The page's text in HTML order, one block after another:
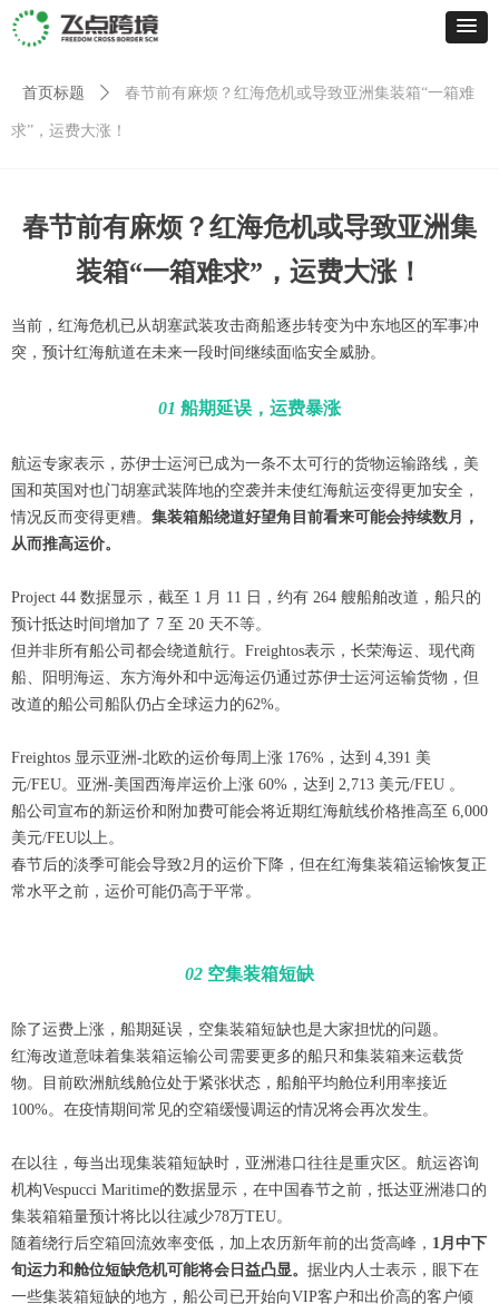
首页标题 ꄲ 春节前有麻烦？红海危机或导致亚洲集装箱“一箱难
求”，运费大涨！
春节前有麻烦？红海危机或导致亚洲集
装箱“一箱难求”，运费大涨！
当前，红海危机已从胡塞武装攻击商船逐步转变为中东地区的军事冲
突，预计红海航道在未来一段时间继续面临安全威胁。
01 船期延误， 运费暴涨
航运专家表示，苏伊士运河已成为一条不太可行的货物运输路线，美
国和英国对也门胡塞武装阵地的空袭并未使红海航运变得更加安全，
情况反而变得更糟。 集装箱船绕道好望角目前看来可能会持续数月，
从而推高运价。
Project 44 数据显示，截至 1 月 11 日，约有 264 艘船舶改道，船只的
预计抵达时间增加了 7 至 20 天不等。
但并非所有船公司都会绕道航行。Freightos表示，长荣海运、现代商
船、阳明海运、东方海外和中远海运仍通过苏伊士运河运输货物，但
改道的船公司船队仍占全球运力的62%。
Freightos 显示亚洲-北欧的运价每周上涨 176%，达到 4,391 美
元/FEU。亚洲-美国西海岸运价上涨 60%，达到 2,713 美元/FEU 。
船公司宣布的新运价和附加费可能会将近期红海航线价格推高至 6,000
美元/FEU以上。
春节后的淡季可能会导致2月的运价下降，但在红海集装箱运输恢复正
常水平之前，运价可能仍高于平常。
02 空集装箱短缺
除了运费上涨，船期延误，空集装箱短缺也是大家担忧的问题。
红海改道意味着集装箱运输公司需要更多的船只和集装箱来运载货
物。目前欧洲航线舱位处于紧张状态，船舶平均舱位利用率接近
100%。在疫情期间常见的空箱缓慢调运的情况将会再次发生。
在以往，每当出现集装箱短缺时，亚洲港口往往是重灾区。航运咨询
机构Vespucci Maritime的数据显示，在中国春节之前，抵达亚洲港口的
集装箱箱量预计将比以往减少78万TEU。
随着绕行后空箱回流效率变低，加上农历新年前的出货高峰， 1月中下
旬运力和舱位短缺危机可能将会日益凸显。 据业内人士表示，眼下在
一些集装箱短缺的地方，船公司已开始向VIP客户和出价高的客户倾